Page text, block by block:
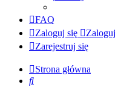
FAQ
Zaloguj się
Zarejestruj się
Strona główna
Szukaj